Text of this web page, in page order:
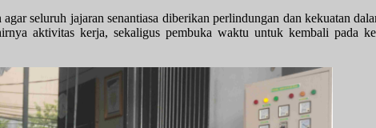
seluruh jajaran senantiasa diberikan perlindungan dan kekuatan
aktivitas kerja, sekaligus pembuka waktu untuk kembali pada